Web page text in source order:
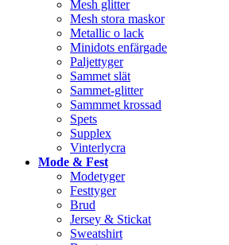
Mesh glitter
Mesh stora maskor
Metallic o lack
Minidots enfärgade
Paljettyger
Sammet slät
Sammet-glitter
Sammmet krossad
Spets
Supplex
Vinterlycra
Mode & Fest
Modetyger
Festtyger
Brud
Jersey & Stickat
Sweatshirt